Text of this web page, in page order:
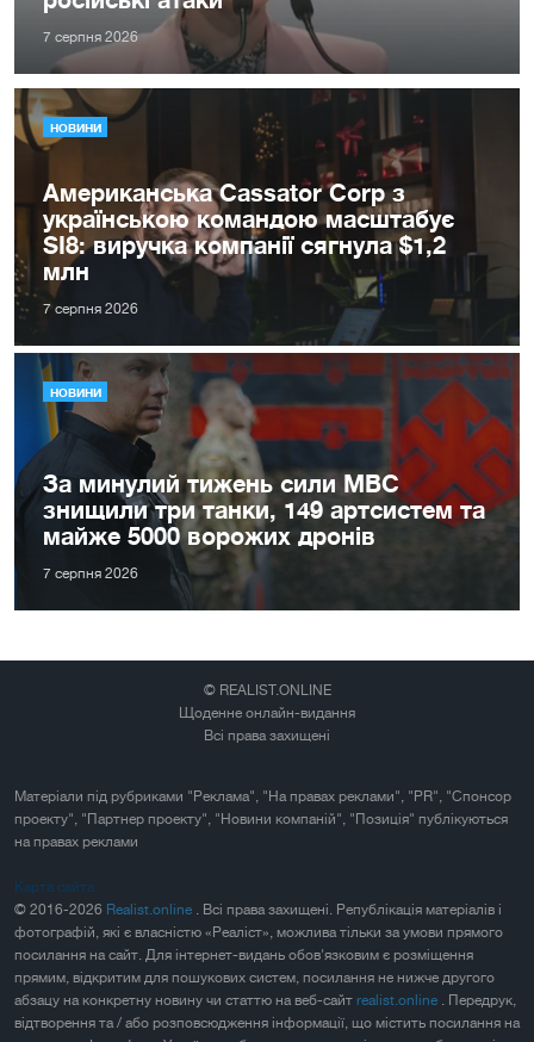
7 серпня 2026
НОВИНИ
Американська Cassator Corp з
українською командою масштабує
SI8: виручка компанії сягнула $1,2
млн
7 серпня 2026
НОВИНИ
За минулий тижень сили МВС
знищили три танки, 149 артсистем та
майже 5000 ворожих дронів
7 серпня 2026
© REALIST.ONLINE
Щоденне онлайн-видання
Всі права захищені
Матеріали під рубриками "Реклама", "На правах реклами", "PR", "Спонсор
проекту", "Партнер проекту", "Новини компаній", "Позиція" публікуються
на правах реклами
Карта сайта
© 2016-2026 Realist.online . Всі права захищені. Републікація матеріалів і
фотографій, які є власністю «Реаліст», можлива тільки за умови прямого
посилання на сайт. Для інтернет-видань обов'язковим є розміщення
прямим, відкритим для пошукових систем, посилання не нижче другого
абзацу на конкретну новину чи статтю на веб-сайт realist.online . Передрук,
відтворення та / або розповсюдження інформації, що містить посилання на